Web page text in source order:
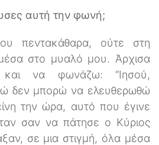
αυτή την φωνή;
πεντακάθαρα, ούτε στη
στο μυαλό μου. Άρχισα
να φωνάζω: “Ιησού,
δεν μπορώ να ελευθερωθώ
την ώρα, αυτό που έγινε
σαν να πάτησε ο Κύριος
σε μια στιγμή, όλα μέσα